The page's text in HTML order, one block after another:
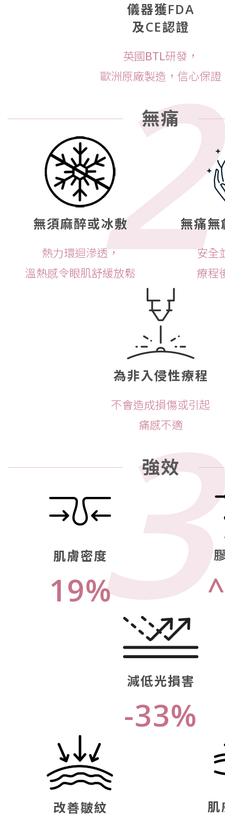
儀器獲FDA
及CE認證
英國BTL研發，
歐洲原廠製造，信心保證
2
無痛
無須麻醉或冰敷
熱力環迴滲透，
溫熱感令眼肌舒緩放鬆
無痛
安全
療程
為非入侵性療程
不會造成損傷或引起
痛感不適
3
強效
肌膚密度
19%
減低光損害
-33%
改善皺紋 肌